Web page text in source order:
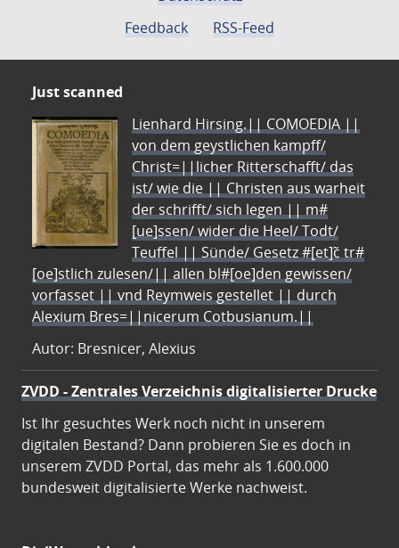
Feedback
RSS-Feed
Just scanned
Lienhard Hirsing.|| COMOEDIA ||
von dem geystlichen kampff/
Christ=||licher Ritterschafft/ das
ist/ wie die || Christen aus warheit
der schrifft/ sich legen || m#
[ue]ssen/ wider die Heel/ Todt/
Teuffel || Sünde/ Gesetz #[et]c̃ tr#
[oe]stlich zulesen/|| allen bl#[oe]den gewissen/
vorfasset || vnd Reymweis gestellet || durch
Alexium Bres=||nicerum Cotbusianum.||
Autor: Bresnicer, Alexius
ZVDD - Zentrales Verzeichnis digitalisierter Drucke
Ist Ihr gesuchtes Werk noch nicht in unserem
digitalen Bestand? Dann probieren Sie es doch in
unserem ZVDD Portal, das mehr als 1.600.000
bundesweit digitalisierte Werke nachweist.